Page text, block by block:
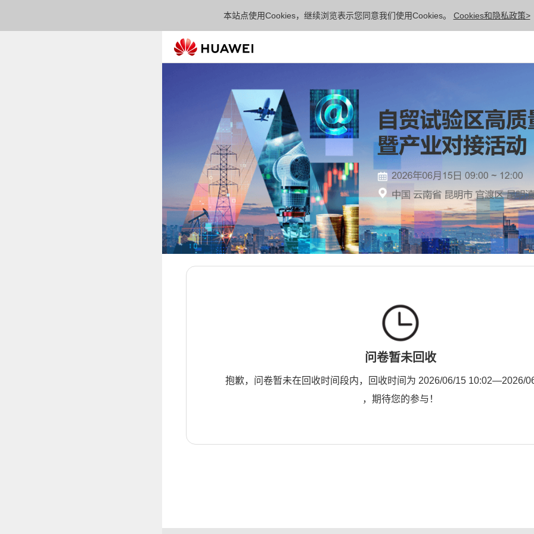
本站点使用Cookies，继续浏览表示您同意我们使用Cookies。 Cookies和隐私政策>
问卷暂未回收
抱歉，问卷暂未在回收时间段内，回收时间为 2026/06/15 10:02—2026/
，期待您的参与！